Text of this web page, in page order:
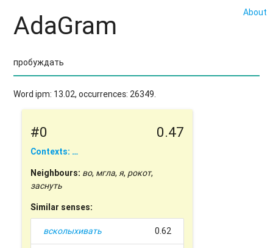
About
AdaGram
Word ipm: 13.02, occurrences: 26349.
#0 0.47
Contexts: …
Neighbours: во, мгла,я, рокот,
заснуть
Similar senses:
всколыхивать 0.62